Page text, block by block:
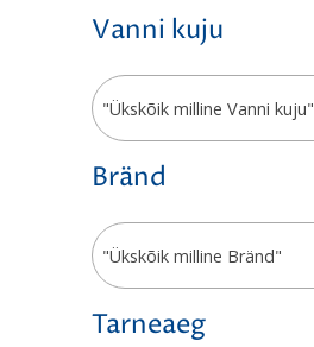
Vanni kuju
"Ükskõik milline Vanni kuju"
Bränd
"Ükskõik milline Bränd"
Tarneaeg